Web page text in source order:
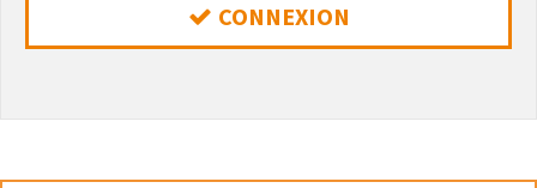
CONNEXION